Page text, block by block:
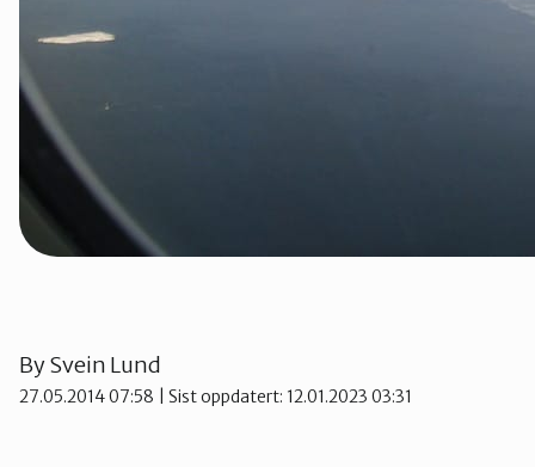
BySvein Lund
27.05.2014 07:58 | Sist oppdatert: 12.01.2023 03:31